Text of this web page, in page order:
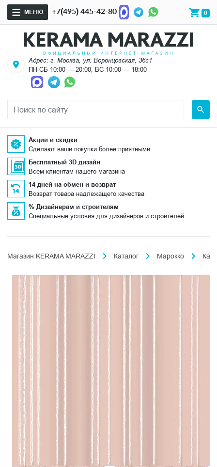
МЕНЮ +7(495) 445-42-80 0
Адрес: г. Москва, ул. Воронцовская, 36с1
ПН-СБ 10:00 — 20:00, ВС 10:00 — 18:00
Акции и скидки
Сделают ваши покупки более приятными
Бесплатный 3D дизайн
Всем клиентам нашего магазина
14 дней на обмен и возврат
Возврат товара надлежащего качества
% Дизайнерам и строителям
Специальные условия для дизайнеров и строителей
Магазин KERAMA MARAZZI Каталог Марокко